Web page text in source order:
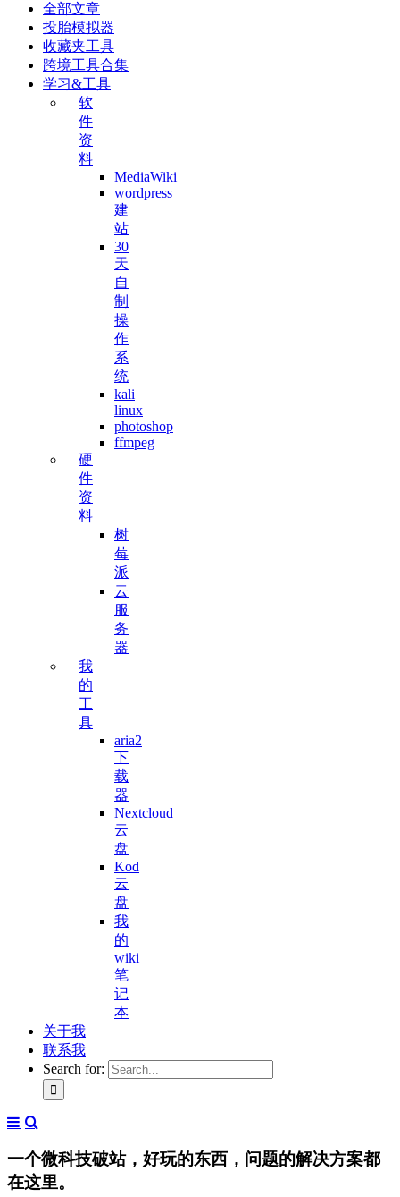
全部文章
投胎模拟器
收藏夹工具
跨境工具合集
学习&工具
软
件
资
料
MediaWiki
wordpress
建
站
30
天
自
制
操
作
系
统
kali
linux
photoshop
ffmpeg
硬
件
资
料
树
莓
派
云
服
务
器
我
的
工
具
aria2
下
载
器
Nextcloud
云
盘
Kod
云
盘
我
的
wiki
笔
记
本
关于我
联系我
Search for:
一个微科技破站，好玩的东西，问题的解决方案都
在这里。